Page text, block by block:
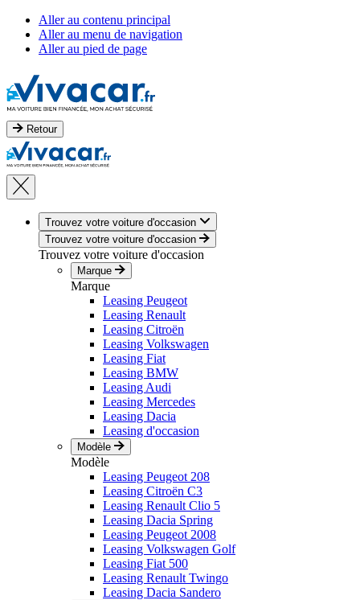
Aller au contenu principal
Aller au menu de navigation
Aller au pied de page
Retour
Trouvez votre voiture d'occasion
Trouvez votre voiture d'occasion
Trouvez votre voiture d'occasion
Marque
Marque
Leasing Peugeot
Leasing Renault
Leasing Citroën
Leasing Volkswagen
Leasing Fiat
Leasing BMW
Leasing Audi
Leasing Mercedes
Leasing Dacia
Leasing d'occasion
Modèle
Modèle
Leasing Peugeot 208
Leasing Citroën C3
Leasing Renault Clio 5
Leasing Dacia Spring
Leasing Peugeot 2008
Leasing Volkswagen Golf
Leasing Fiat 500
Leasing Renault Twingo
Leasing Dacia Sandero